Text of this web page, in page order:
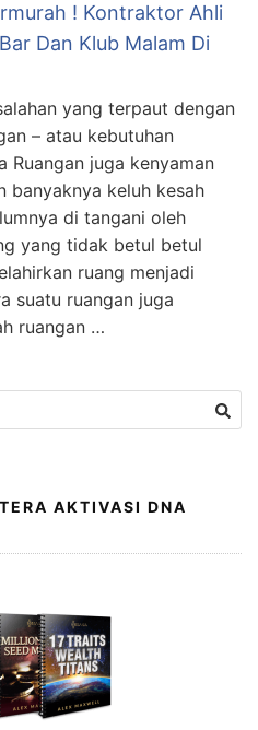
! Kontraktor Ahli
Dan Klub Malam Di
yang terpaut dengan
– atau kebutuhan
Ruangan juga kenyaman
banyaknya keluh kesah
di tangani oleh
yang tidak betul betul
ruang menjadi
suatu ruangan juga
ruangan …
AKTIVASI DNA